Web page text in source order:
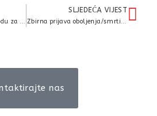
SLJEDEĆA VIJEST
nas